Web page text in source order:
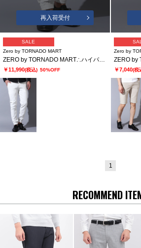
再入荷受付
SALE
Zero by TORNADO MART
ZERO by TORNADO MART∴ハイパワーストレッチツイルジョガーパンツ
￥11,990(税込) 50%OFF
Zero by
￥7,040(税
1
RECOMMEND